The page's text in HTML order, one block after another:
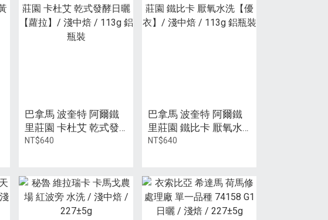
巴拿馬 波奎特 阿爾鐵
里莊園 卡杜艾 乾式發
酵日曬【蘿拉】/ 淺中
NT$640
巴拿馬 波奎特 阿爾鐵
里莊園 鐵比卡 厭氧水
洗【優衣】/ 淺中焙 /
NT$640